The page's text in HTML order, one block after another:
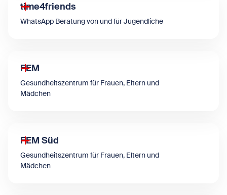
time4friends
WhatsApp Beratung von und für Jugendliche
FEM
Gesundheitszentrum für Frauen, Eltern und
Mädchen
FEM Süd
Gesundheitszentrum für Frauen, Eltern und
Mädchen